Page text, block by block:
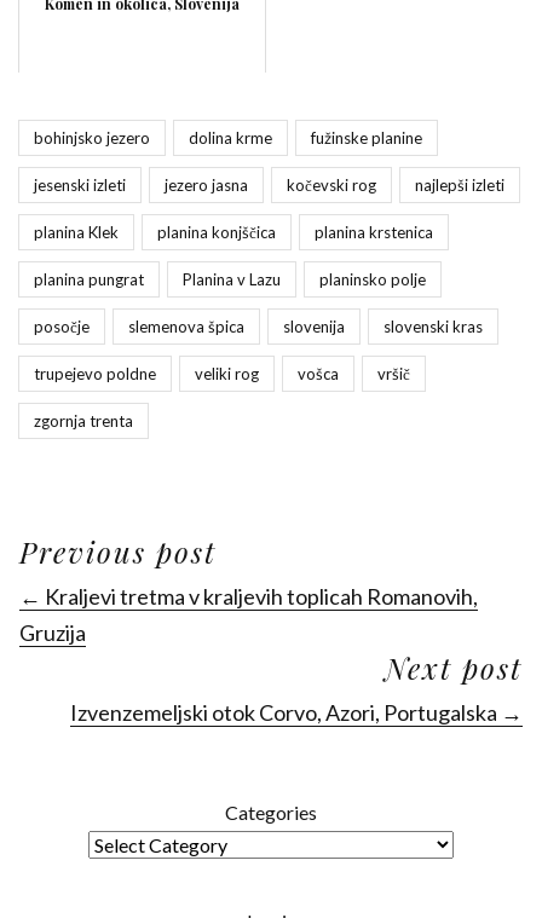
bohinjsko jezero dolina krme fužinske planine
jesenski izleti jezero jasna kočevski rog najlepši izleti
planina Klek planina konjščica planina krstenica
planina pungrat Planina v Lazu planinsko polje
posočje slemenova špica slovenija slovenski kras
trupejevo poldne veliki rog vošca vršič
zgornja trenta
Previous post
← Kraljevi tretma v kraljevih toplicah Romanovih,
Gruzija
Next post
Izvenzemeljski otok Corvo, Azori, Portugalska →
Categories